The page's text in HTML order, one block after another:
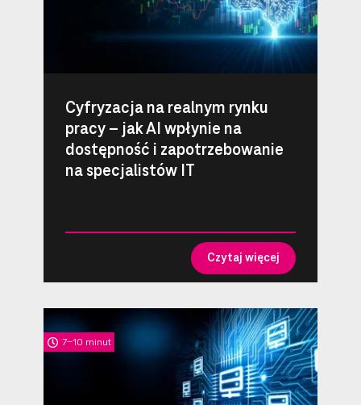
Cyfryzacja na realnym rynku
pracy – jak AI wpłynie na
dostępność i zapotrzebowanie
na specjalistów IT
Czytaj więcej
7-10 minut